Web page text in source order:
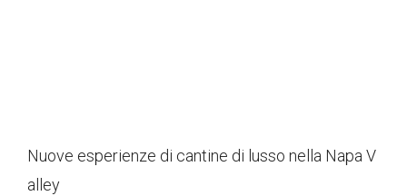
Nuove esperienze di cantine di lusso nella Napa V
alley